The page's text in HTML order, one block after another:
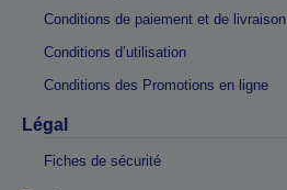
Conditions de paiement et de livraison
Conditions d’utilisation
Conditions des Promotions en ligne
Légal
Fiches de sécurité